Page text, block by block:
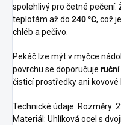
spolehlivý pro četné pečení.
teplotám až do 240 °C, což
chléb a pečivo.
Pekáč lze mýt v myčce
povrchu se doporučuje
čisticí prostředky ani
Technické údaje: Rozměry:
Materiál: Uhlíková ocel s